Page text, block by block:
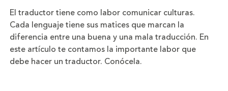
El traductor tiene como labor comunicar culturas.
Cada lenguaje tiene sus matices que marcan la
diferencia entre una buena y una mala traducción. En
este artículo te contamos la importante labor que
debe hacer un traductor. Conócela.